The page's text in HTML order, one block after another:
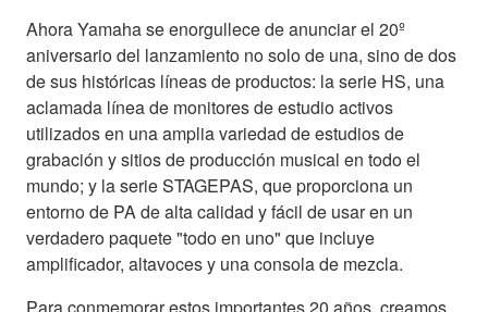
Ahora Yamaha se enorgullece de anunciar el 20º
aniversario del lanzamiento no solo de una, sino de dos
de sus históricas líneas de productos: la serie HS, una
aclamada línea de monitores de estudio activos
utilizados en una amplia variedad de estudios de
grabación y sitios de producción musical en todo el
mundo; y la serie STAGEPAS, que proporciona un
entorno de PA de alta calidad y fácil de usar en un
verdadero paquete "todo en uno" que incluye
amplificador, altavoces y una consola de mezcla.